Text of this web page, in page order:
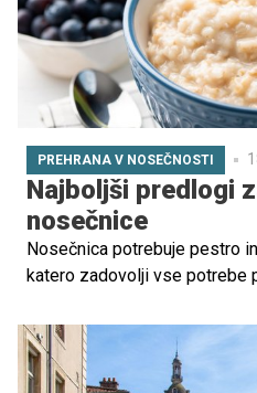
PREHRANA V NOSEČNOSTI
Najboljši predlogi
nosečnice
Nosečnica potrebuje pestro
katero zadovolji vse potrebe
krvnega sladkorja in da so
jih organizem potrebuje, je
uživa redne in enakomerno